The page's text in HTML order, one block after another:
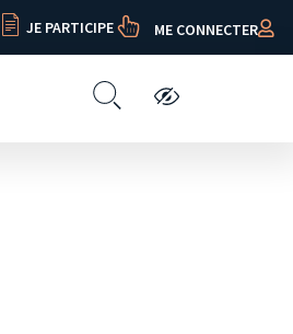
JE PARTICIPE ME CONNECTER